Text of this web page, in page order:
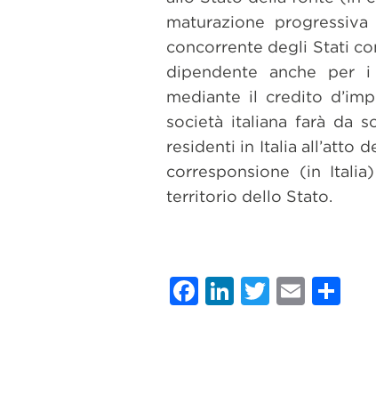
maturazione
concorrente degli Stati
dipendente anche per
mediante il credito
società italiana farà da
residenti in Italia all’atto
corresponsione (in
territorio dello Stato.
Facebook
LinkedIn
Twitter
Email